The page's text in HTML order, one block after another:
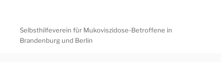
Selbsthilfeverein für Mukoviszidose-Betroffene in
Brandenburg und Berlin